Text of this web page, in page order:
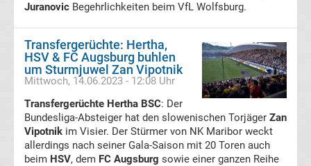
kostenlos
La
Liga
Meister
Torjägerliste
Juranovic Begehrlichkeiten beim VfL Wolfsburg.
Transfergerüchte: Hertha,
HSV & FC Augsburg buhlen
um Sturmjuwel Zan Vipotnik
Mittwoch, 14.06.2023 - 12:08 Uhr
Transfergerüchte Hertha BSC: Der
Bundesliga-Absteiger hat den slowenischen Torjäger Zan
Vipotnik im Visier. Der Stürmer von NK Maribor weckt
allerdings nach seiner Gala-Saison mit 20 Toren auch
beim HSV, dem FC Augsburg sowie einer ganzen Reihe